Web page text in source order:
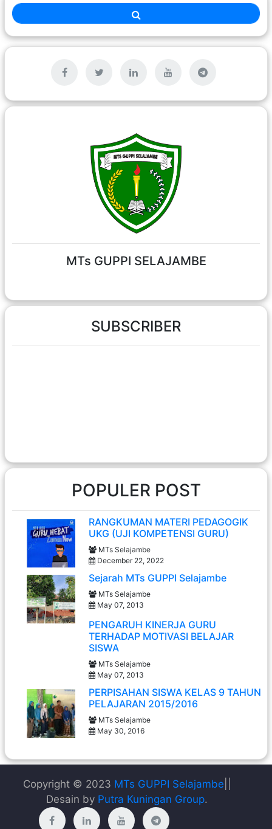
MTs GUPPI SELAJAMBE
SUBSCRIBER
POPULER POST
RANGKUMAN MATERI PEDAGOGIK
UKG (UJI KOMPETENSI GURU)
MTs Selajambe
December 22, 2022
Sejarah MTs GUPPI Selajambe
MTs Selajambe
May 07, 2013
PENGARUH KINERJA GURU
TERHADAP MOTIVASI BELAJAR
SISWA
MTs Selajambe
May 07, 2013
PERPISAHAN SISWA KELAS 9 TAHUN
PELAJARAN 2015/2016
MTs Selajambe
May 30, 2016
Copyright © 2023 MTs GUPPI Selajambe
Desain by Putra Kuningan Group.